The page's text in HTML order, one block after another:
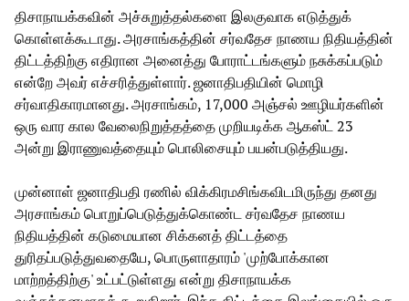
திசாநாயக்கவின் அச்சுறுத்தல்களை இலகுவாக எடுத்துக்
கொள்ளக்கூடாது. அரசாங்கத்தின் சர்வதேச நாணய நிதியத்தின்
திட்டத்திற்கு எதிரான அனைத்து போராட்டங்களும் நசுக்கப்படும்
என்றே அவர் எச்சரித்துள்ளார். ஜனாதிபதியின் மொழி
சர்வாதிகாரமானது. அரசாங்கம், 17,000 அஞ்சல் ஊழியர்களின்
ஒரு வார கால வேலைநிறுத்தத்தை முறியடிக்க ஆகஸ்ட் 23
அன்று இராணுவத்தையும் பொலிசையும் பயன்படுத்தியது.
முன்னாள் ஜனாதிபதி ரணில் விக்கிரமசிங்கவிடமிருந்து தனது
அரசாங்கம் பொறுப்பெடுத்துக்கொண்ட சர்வதேச நாணய
நிதியத்தின் கடுமையான சிக்கனத் திட்டத்தை
துரிதப்படுத்துவதையே, பொருளாதாரம் 'முற்போக்கான
மாற்றத்திற்கு' உட்பட்டுள்ளது என்று திசாநாயக்க